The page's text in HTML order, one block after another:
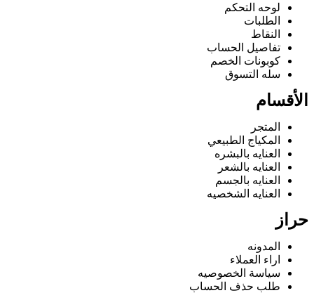
لوحه التحكم
الطلبات
النقاط
تفاصيل الحساب
كوبونات الخصم
سله التسوق
الأقسام
المتجر
المكياج الطبيعي
العنايه بالبشره
العنايه بالشعر
العنايه بالجسم
العنايه الشخصيه
حراز
المدونه
اراء العملاء
سياسة الخصوصيه
طلب حذف الحساب